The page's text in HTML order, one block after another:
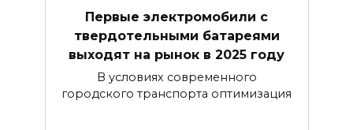
Первые электромобили с
твердотельными батареями
выходят на рынок в 2025 году
В условиях современного
городского транспорта оптимизация